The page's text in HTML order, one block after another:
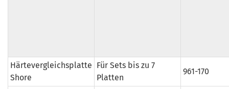
Härtevergleichsplatte
Shore
Für Sets bis zu 7
Platten
961-170